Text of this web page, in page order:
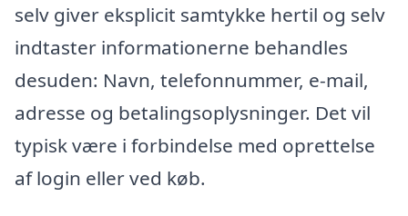
selv giver eksplicit samtykke hertil og selv
indtaster informationerne behandles
desuden: Navn, telefonnummer, e-mail,
adresse og betalingsoplysninger. Det vil
typisk være i forbindelse med oprettelse
af login eller ved køb.